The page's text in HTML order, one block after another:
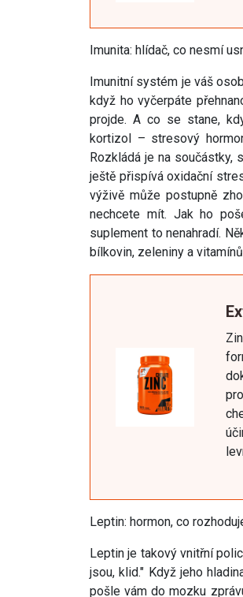
Imunita: hlídač, co nesmí
Imunitní systém je váš
když ho vyčerpáte
projde. A co se stane,
kortizol – stresový
Rozkládá je na součástky,
ještě přispívá oxidační
výživě může postupně
nechcete mít. Jak ho
suplement to nenahradí.
bílkovin, zeleniny a
Leptin: hormon, co
Leptin je takový vnitřní
jsou, klid." Když jeho
pošle vám do mozku